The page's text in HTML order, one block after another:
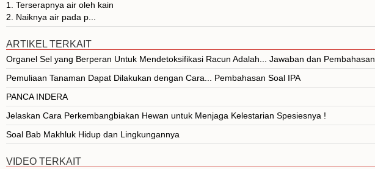
1. Terserapnya air oleh kain
2. Naiknya air pada p...
ARTIKEL TERKAIT
Organel Sel yang Berperan Untuk Mendetoksifikasi Racun Adalah... Jawaban dan Pembahasan
Pemuliaan Tanaman Dapat Dilakukan dengan Cara... Pembahasan Soal IPA
PANCA INDERA
Jelaskan Cara Perkembangbiakan Hewan untuk Menjaga Kelestarian Spesiesnya !
Soal Bab Makhluk Hidup dan Lingkungannya
VIDEO TERKAIT